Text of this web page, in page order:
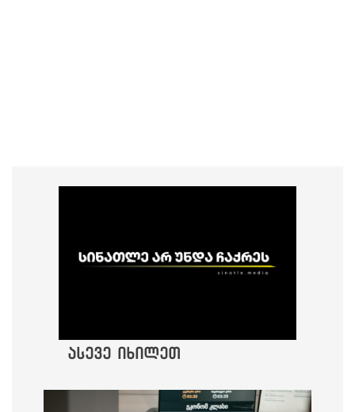
ასევე იხილეთ